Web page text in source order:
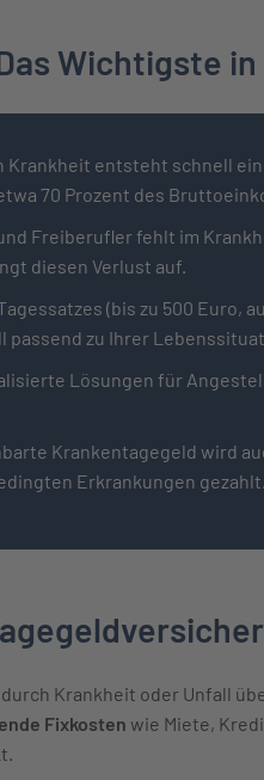
Wichtigste in
Krankheit entsteht schnell
70 Prozent des
Freiberufler fehlt im
diesen Verlust auf.
(bis zu 500 Euro,
zu Ihrer
Lösungen für
Krankentagegeld wird
Erkrankungen gezahlt.
Krankheit oder Unfall
Fixkosten wie Miete,